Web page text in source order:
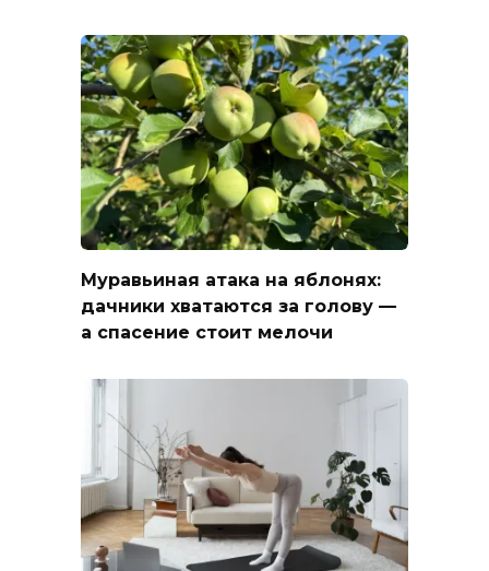
Муравьиная атака на яблонях:
дачники хватаются за голову —
а спасение стоит мелочи